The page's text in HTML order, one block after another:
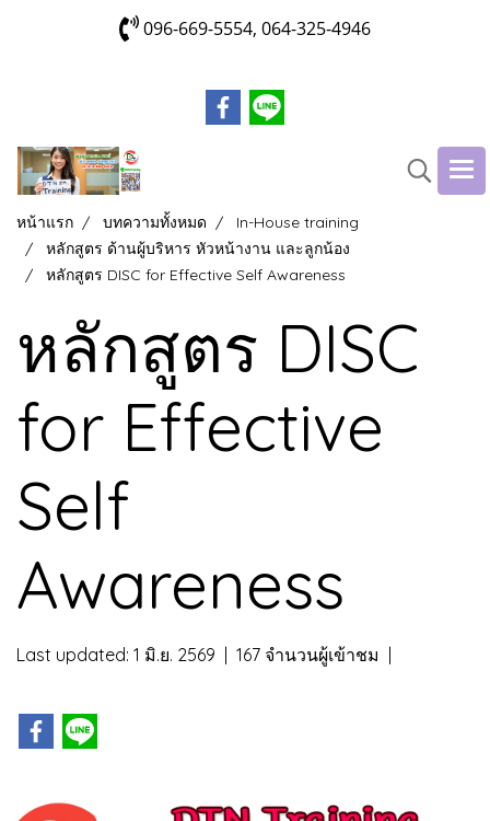
096-669-5554, 064-325-4946
หน้าแรก บทความทั้งหมด
In-House training
หลักสูตร ด้านผู้บริหาร หัวหน้างาน และลูกน้อง
หลักสูตร DISC for Effective Self Awareness
หลักสูตร DISC
for Effective
Self
Awareness
Last updated: 1 มิ.ย. 2569 167 จำนวนผู้เข้าชม